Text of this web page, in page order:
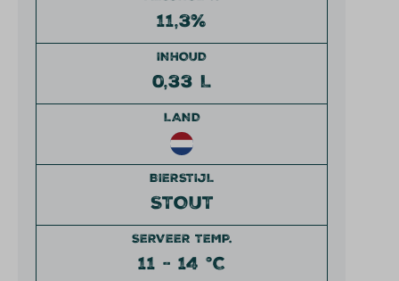
11,3%
INHOUD
0,33 L
LAND
BIERSTIJL
STOUT
SERVEER TEMP.
11 - 14 °C